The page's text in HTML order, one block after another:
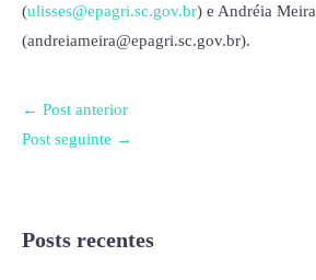
(ulisses@epagri.sc.gov.br) e Andréia Meira
(andreiameira@epagri.sc.gov.br).
← Post anterior
Post seguinte →
Posts recentes